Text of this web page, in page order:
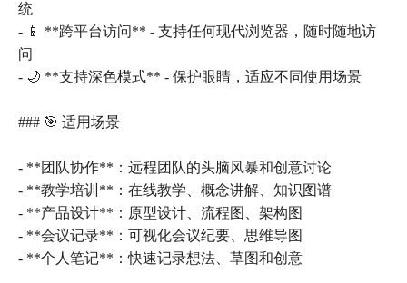
统
- 📱 **跨平台访问** - 支持任何现代浏览器，随时随地访
问
- 🌙 **支持深色模式** - 保护眼睛，适应不同使用场景
### 🎯 适用场景
- **团队协作**：远程团队的头脑风暴和创意讨论
- **教学培训**：在线教学、概念讲解、知识图谱
- **产品设计**：原型设计、流程图、架构图
- **会议记录**：可视化会议纪要、思维导图
- **个人笔记**：快速记录想法、草图和创意